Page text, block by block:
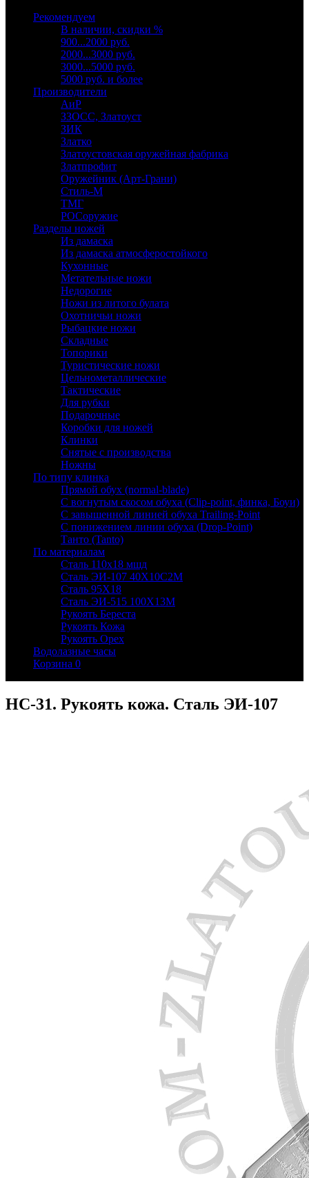
Рекомендуем
В наличии, скидки %
900...2000 руб.
2000...3000 руб.
3000...5000 руб.
5000 руб. и более
Производители
АиР
ЗЗОСС, Златоуст
ЗИК
Златко
Златоустовская оружейная фабрика
Златпрофит
Оружейник (Арт-Грани)
Стиль-М
ТМГ
РОСоружие
Разделы ножей
Из дамаска
Из дамаска атмосферостойкого
Кухонные
Метательные ножи
Недорогие
Ножи из литого булата
Охотничьи ножи
Рыбацкие ножи
Складные
Топорики
Туристические ножи
Цельнометаллические
Тактические
Для рубки
Подарочные
Коробки для ножей
Клинки
Снятые с производства
Ножны
По типу клинка
Прямой обух (normal-blade)
С вогнутым скосом обуха (Clip-point, финка, Боуи)
С завышенной линией обуха Trailing-Point
С понижением линии обуха (Drop-Point)
Танто (Tanto)
По материалам
Сталь 110х18 мшд
Сталь ЭИ-107 40Х10С2М
Сталь 95Х18
Сталь ЭИ-515 100Х13М
Рукоять Береста
Рукоять Кожа
Рукоять Орех
Водолазные часы
Корзина 0
НС-31. Рукоять кожа. Сталь ЭИ-107